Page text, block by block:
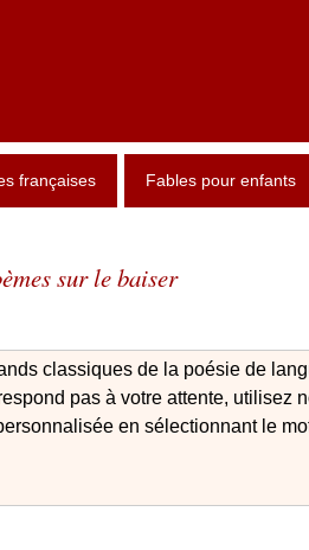
françaises Fables pour enfants
sur le baiser
classiques de la poésie de
pas à votre attente, utilisez
en sélectionnant le